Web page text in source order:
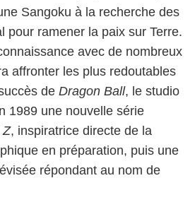
Sangoku à la recherche des
pour ramener la paix sur Terre.
avec de nombreux
affronter les plus redoutables
de Dragon Ball, le studio
1989 une nouvelle série
Z, inspiratrice directe de la
en préparation, puis une
répondant au nom de